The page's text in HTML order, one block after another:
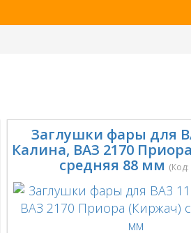
Заглушки фары для
Калина, ВАЗ 2170
средняя 88 мм (Код: